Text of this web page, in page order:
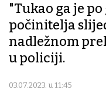
"Tukao ga je
počinitelja
nadležnom
u policiji.
03.07.2023. u 11:45